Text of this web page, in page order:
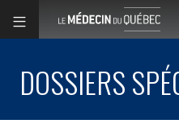
DOSSIERS